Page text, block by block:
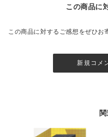
この商品に
この商品に対するご感想をぜひお
新規コメ